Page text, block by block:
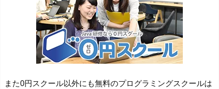
また0円スクール以外にも無料のプログラミングスクールは